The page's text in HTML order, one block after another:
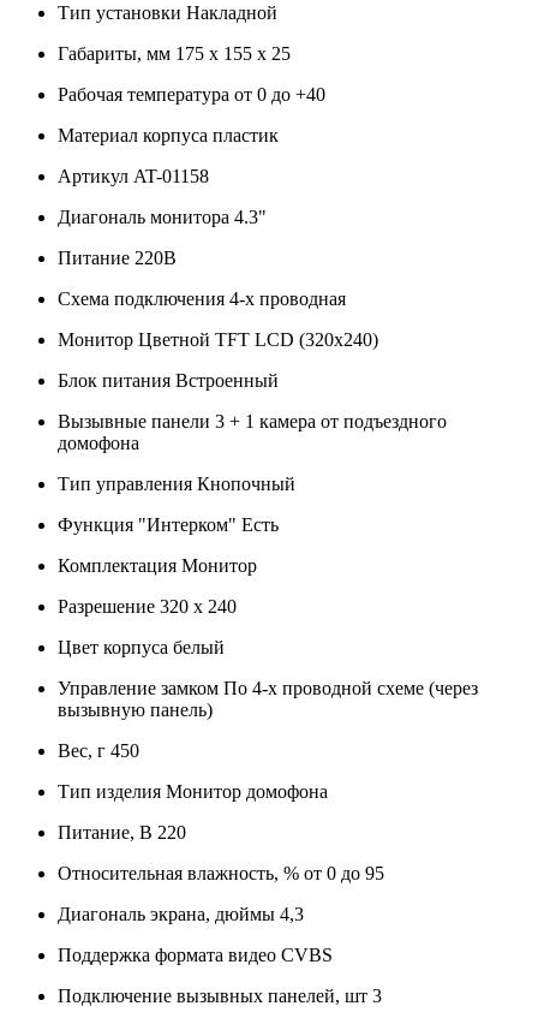
Тип установки Накладной
Габариты, мм 175 х 155 х 25
Рабочая температура от 0 до +40
Материал корпуса пластик
Артикул AT-01158
Диагональ монитора 4.3"
Питание 220В
Схема подключения 4-х проводная
Монитор Цветной TFT LCD (320х240)
Блок питания Встроенный
Вызывные панели 3 + 1 камера от подъездного
домофона
Тип управления Кнопочный
Функция "Интерком" Есть
Комплектация Монитор
Разрешение 320 х 240
Цвет корпуса белый
Управление замком По 4-х проводной схеме (через
вызывную панель)
Вес, г 450
Тип изделия Монитор домофона
Питание, В 220
Относительная влажность, % от 0 до 95
Диагональ экрана, дюймы 4,3
Поддержка формата видео CVBS
Подключение вызывных панелей, шт 3